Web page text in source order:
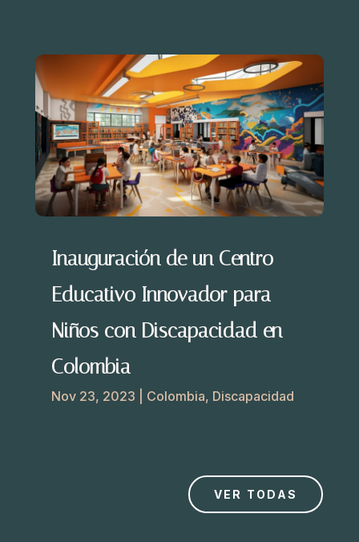
Inauguración de un Centro
Educativo Innovador para
Niños con Discapacidad en
Colombia
Nov 23, 2023 Colombia, Discapacidad
VER TODAS